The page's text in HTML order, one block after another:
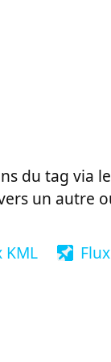
du tag via
un autre
KML